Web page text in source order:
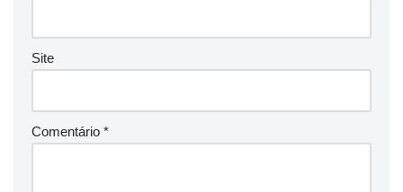
Site
Comentário *